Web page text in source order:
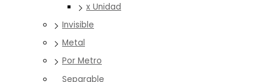
x Unidad
Invisible
Metal
Por Metro
Separable